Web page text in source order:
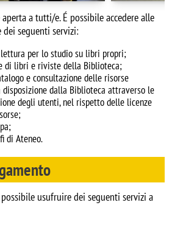
a tutti/e. É possibile accedere alle
seguenti servizi:
per lo studio su libri propri;
di libri e riviste della Biblioteca;
e consultazione delle risorse
dalla Biblioteca attraverso le
degli utenti, nel rispetto delle licenze
di Ateneo.
usufruire dei seguenti servizi a